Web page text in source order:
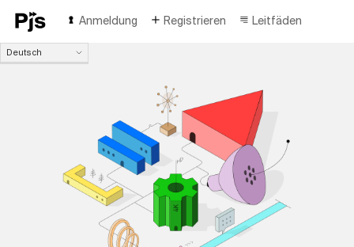
Anmeldung Registrieren Leitfäden
Deutsch